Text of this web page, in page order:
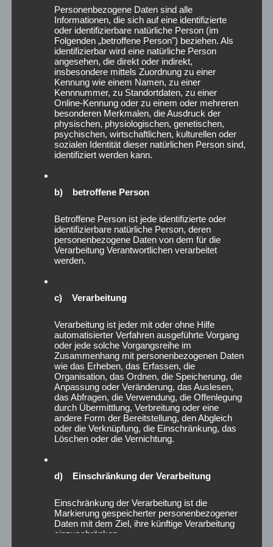
April 2026
März 2026
Februar 2026
Januar 2026
Dezember 2025
November 2025
Oktober 2025
September 2025
August 2025
Juli 2025
April 2025
März 2025
Februar 2025
Januar 2025
Dezember 2024
November 2024
September 2024
August 2024
April 2024
März 2024
Februar 2024
Januar 2024
Oktober 2023
August 2023
Personenbezogene Daten sind alle
Informationen, die sich auf eine identifizierte
oder identifizierbare natürliche Person (im
Folgenden „betroffene Person") beziehen. Als
identifizierbar wird eine natürliche Person
angesehen, die direkt oder indirekt,
insbesondere mittels Zuordnung zu einer
Kennung wie einem Namen, zu einer
Kennnummer, zu Standortdaten, zu einer
Online-Kennung oder zu einem oder mehreren
besonderen Merkmalen, die Ausdruck der
physischen, physiologischen, genetischen,
psychischen, wirtschaftlichen, kulturellen oder
sozialen Identität dieser natürlichen Person sind,
identifiziert werden kann.
b) betroffene Person
Betroffene Person ist jede identifizierte oder
identifizierbare natürliche Person, deren
personenbezogene Daten von dem für die
Verarbeitung Verantwortlichen verarbeitet
werden.
c) Verarbeitung
Verarbeitung ist jeder mit oder ohne Hilfe
automatisierter Verfahren ausgeführte Vorgang
oder jede solche Vorgangsreihe im
Zusammenhang mit personenbezogenen Daten
wie das Erheben, das Erfassen, die
Organisation, das Ordnen, die Speicherung, die
Anpassung oder Veränderung, das Auslesen,
das Abfragen, die Verwendung, die Offenlegung
durch Übermittlung, Verbreitung oder eine
andere Form der Bereitstellung, den Abgleich
oder die Verknüpfung, die Einschränkung, das
Löschen oder die Vernichtung.
d) Einschränkung der Verarbeitung
Einschränkung der Verarbeitung ist die
Markierung gespeicherter personenbezogener
Daten mit dem Ziel, ihre künftige Verarbeitung
einzuschränken.